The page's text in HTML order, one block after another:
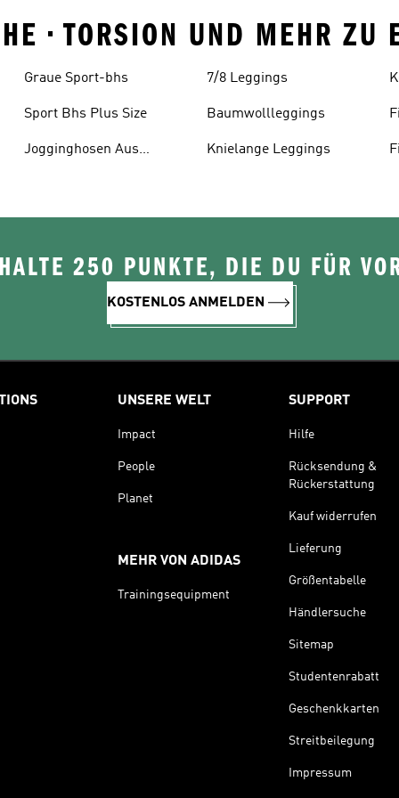
• TORSION UND MEHR ZU
Graue Sport-bhs
Sport Bhs Plus Size
Jogginghosen Aus
7/8 Leggings
Baumwollleggings
Knielange Leggings
250 PUNKTE, DIE DU FÜR
KOSTENLOS ANMELDEN
UNSERE WELT
Impact
People
Planet
MEHR VON ADIDAS
Trainingsequipment
SUPPORT
Hilfe
Rücksendung &
Rückerstattung
Kauf widerrufen
Lieferung
Größentabelle
Händlersuche
Sitemap
Studentenrabatt
Geschenkkarten
Streitbeilegung
Impressum